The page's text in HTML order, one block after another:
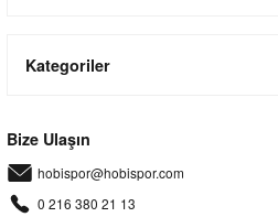
Kategoriler
Bize Ulaşın
hobispor@hobispor.com
0 216 380 21 13